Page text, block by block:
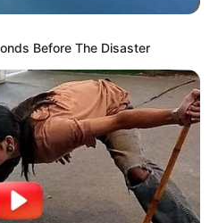
Before The Disaster